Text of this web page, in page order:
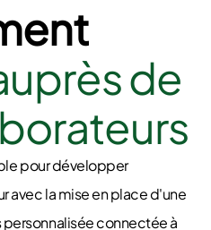
de
pour développer
avec la mise en place d'une
connectée à